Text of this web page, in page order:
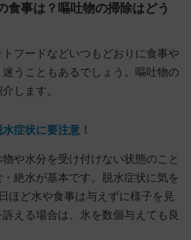
食事は？嘔吐物の掃除はどう
フードなどいつもどおりに食事や
うこともあるでしょう。嘔吐物の
します。
症状に要注意！
や水分を受け付けない状態のこと
絶水が基本です。脱水症状に気を
ほど水や食事は与えずに様子を見
える場合は、氷を数個与えても良